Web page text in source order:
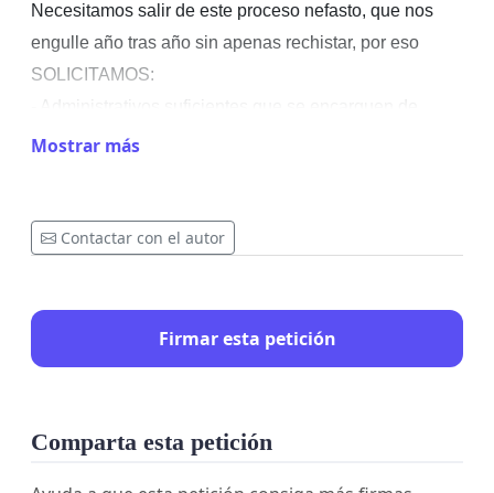
Necesitamos salir de este proceso nefasto, que nos
engulle año tras año sin apenas rechistar, por eso
SOLICITAMOS:
- Administrativos suficientes que se encarguen de
tramitar toda la documentación interna necesaria.
solventar cualquier incidente.
acontecer a lo largo de una jornada.
- Crear vías eficaces, donde los responsables de la
que cometan los menores a su cargo.
Mostrar más
Contactar con el autor
Firmar esta petición
Comparta esta petición